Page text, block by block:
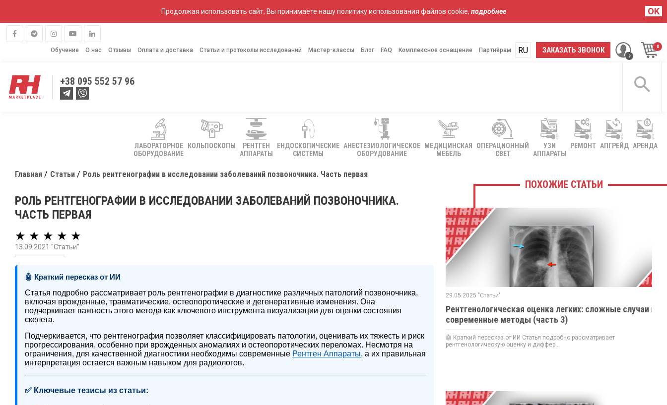
Продолжая использовать сайт, Вы принимаете нашу политику использования файлов cookie, подробнее OK
Обучение О нас Отзывы Оплата и доставка Статьи и протоколы исследований Мастер-классы Блог FAQ Комплексное оснащение Партнёрам ЗАКАЗАТЬ ЗВОНОК
RU
UA
+38 095 552 57 96
ЛАБОРАТОРНОЕ
ОБОРУДОВАНИЕ
КОЛЬПОСКОПЫ
РЕНТГЕН
АППАРАТЫ
ЕНДОСКОПИЧЕСКИЕ
СИСТЕМЫ
АНЕСТЕЗИОЛОГИЧЕСКОЕ
ОБОРУДОВАНИЕ
МЕДИЦИНСКАЯ
МЕБЕЛЬ
ОПЕРАЦИОННЫЙ
СВЕТ
УЗИ
АППАРАТЫ
РЕМОНТ АПГРЕЙД АРЕНДА
Главная Статьи Роль рентгенографии в исследовании заболеваний позвоночника. Часть первая
РОЛЬ РЕНТГЕНОГРАФИИ В ИССЛЕДОВАНИИ ЗАБОЛЕВАНИЙ ПОЗВОНОЧНИКА.
ЧАСТЬ ПЕРВАЯ
★ ★ ★ ★ ★
13.09.2021 "Статьи"
🤖 Краткий пересказ от ИИ
Статья подробно рассматривает роль рентгенографии в диагностике различных патологий позвоночника,
включая врожденные, травматические, остеопоротические и дегенеративные изменения. Она
подчеркивает важность этого метода как ключевого инструмента визуализации для оценки состояния
скелета.
Подчеркивается, что рентгенография позволяет классифицировать патологии, оценивать их тяжесть и риск
прогрессирования, особенно при врожденных аномалиях и остеопоротических переломах. Несмотря на
ограничения, для качественной диагностики необходимы современные Рентген Аппараты, а их правильная
интерпретация остается важным навыком для радиологов.
✅ Ключевые тезисы из статьи:
ПОХОЖИЕ СТАТЬИ
29.05.2025 "Статьи"
Рентгенологическая оценка легких: сложные случаи и
современные методы (часть 3)
🤖 Краткий пересказ от ИИ Статья подробно рассматривает
рентгенологическую оценку и диффер...